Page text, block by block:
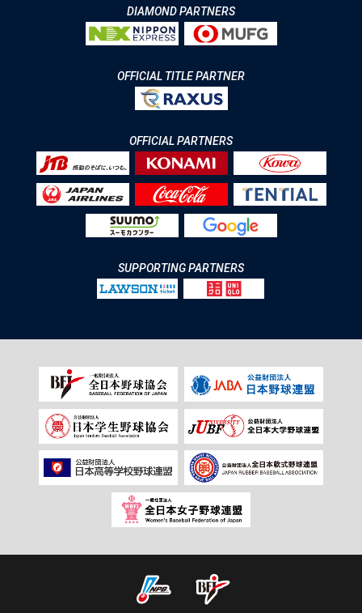
DIAMOND PARTNERS
OFFICIAL TITLE PARTNER
OFFICIAL PARTNERS
SUPPORTING PARTNERS